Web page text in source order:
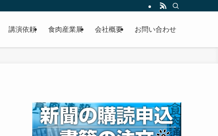
講演依頼 食肉産業展 会社概要 お問い合わせ